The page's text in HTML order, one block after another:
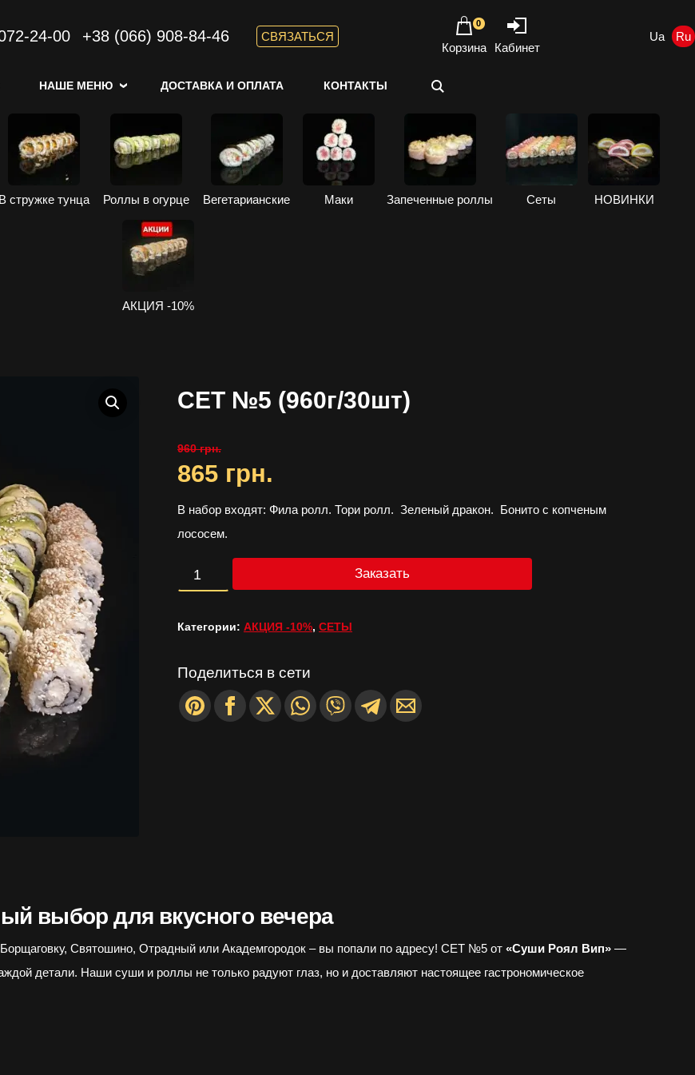
24-00 +38 (066) 908-84-46 СВЯЗАТЬСЯ
0
Корзина Кабинет
НАШЕ МЕНЮ ДОСТАВКА И ОПЛАТА КОНТАКТЫ
В стружке тунца Роллы в огурце Вегетарианские Маки Запеченные роллы Сеты НОВИНКИ
АКЦИЯ -10%
СЕТ №5 (960г/30шт)
960грн.
Первоначальная
цена
составляла
960
865 грн.
цена:
В набор входят: Фила ролл. Тори ролл. Зеленый дракон. Бонито с копченым
лососем.
Количество
(960г/30шт)
Заказать
Категории: АКЦИЯ -10%, СЕТЫ
Поделиться в сети
выбор для вкусного вечера
Борщаговку, Святошино, Отрадный или Академгородок – вы попали по адресу! СЕТ №5 от «Суши Роял Вип» —
детали. Наши суши и роллы не только радуют глаз, но и доставляют настоящее гастрономическое